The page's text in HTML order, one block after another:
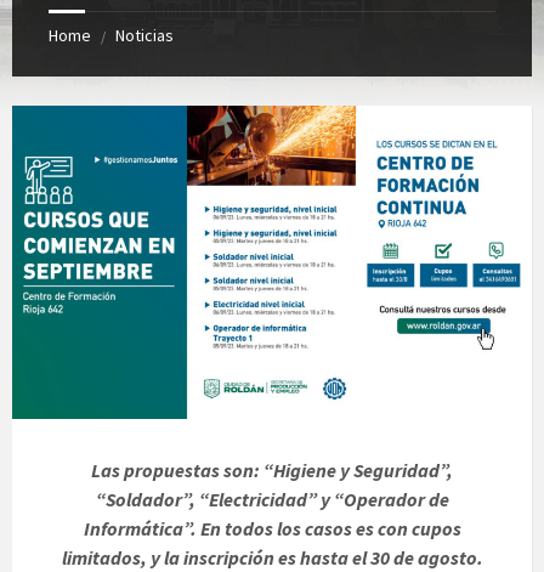
Home / Noticias
Las propuestas son: “Higiene y Seguridad”,
“Soldador”, “Electricidad” y “Operador de
Informática”. En todos los casos es con cupos
limitados, y la inscripción es hasta el 30 de agosto.